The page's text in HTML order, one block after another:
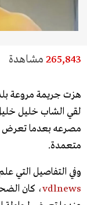
265,843 مشاهدة
هزت جريمة مروعة
مصرعه بعدما
متعمدة.
وفي التفاصيل التي
vdlnews، كان